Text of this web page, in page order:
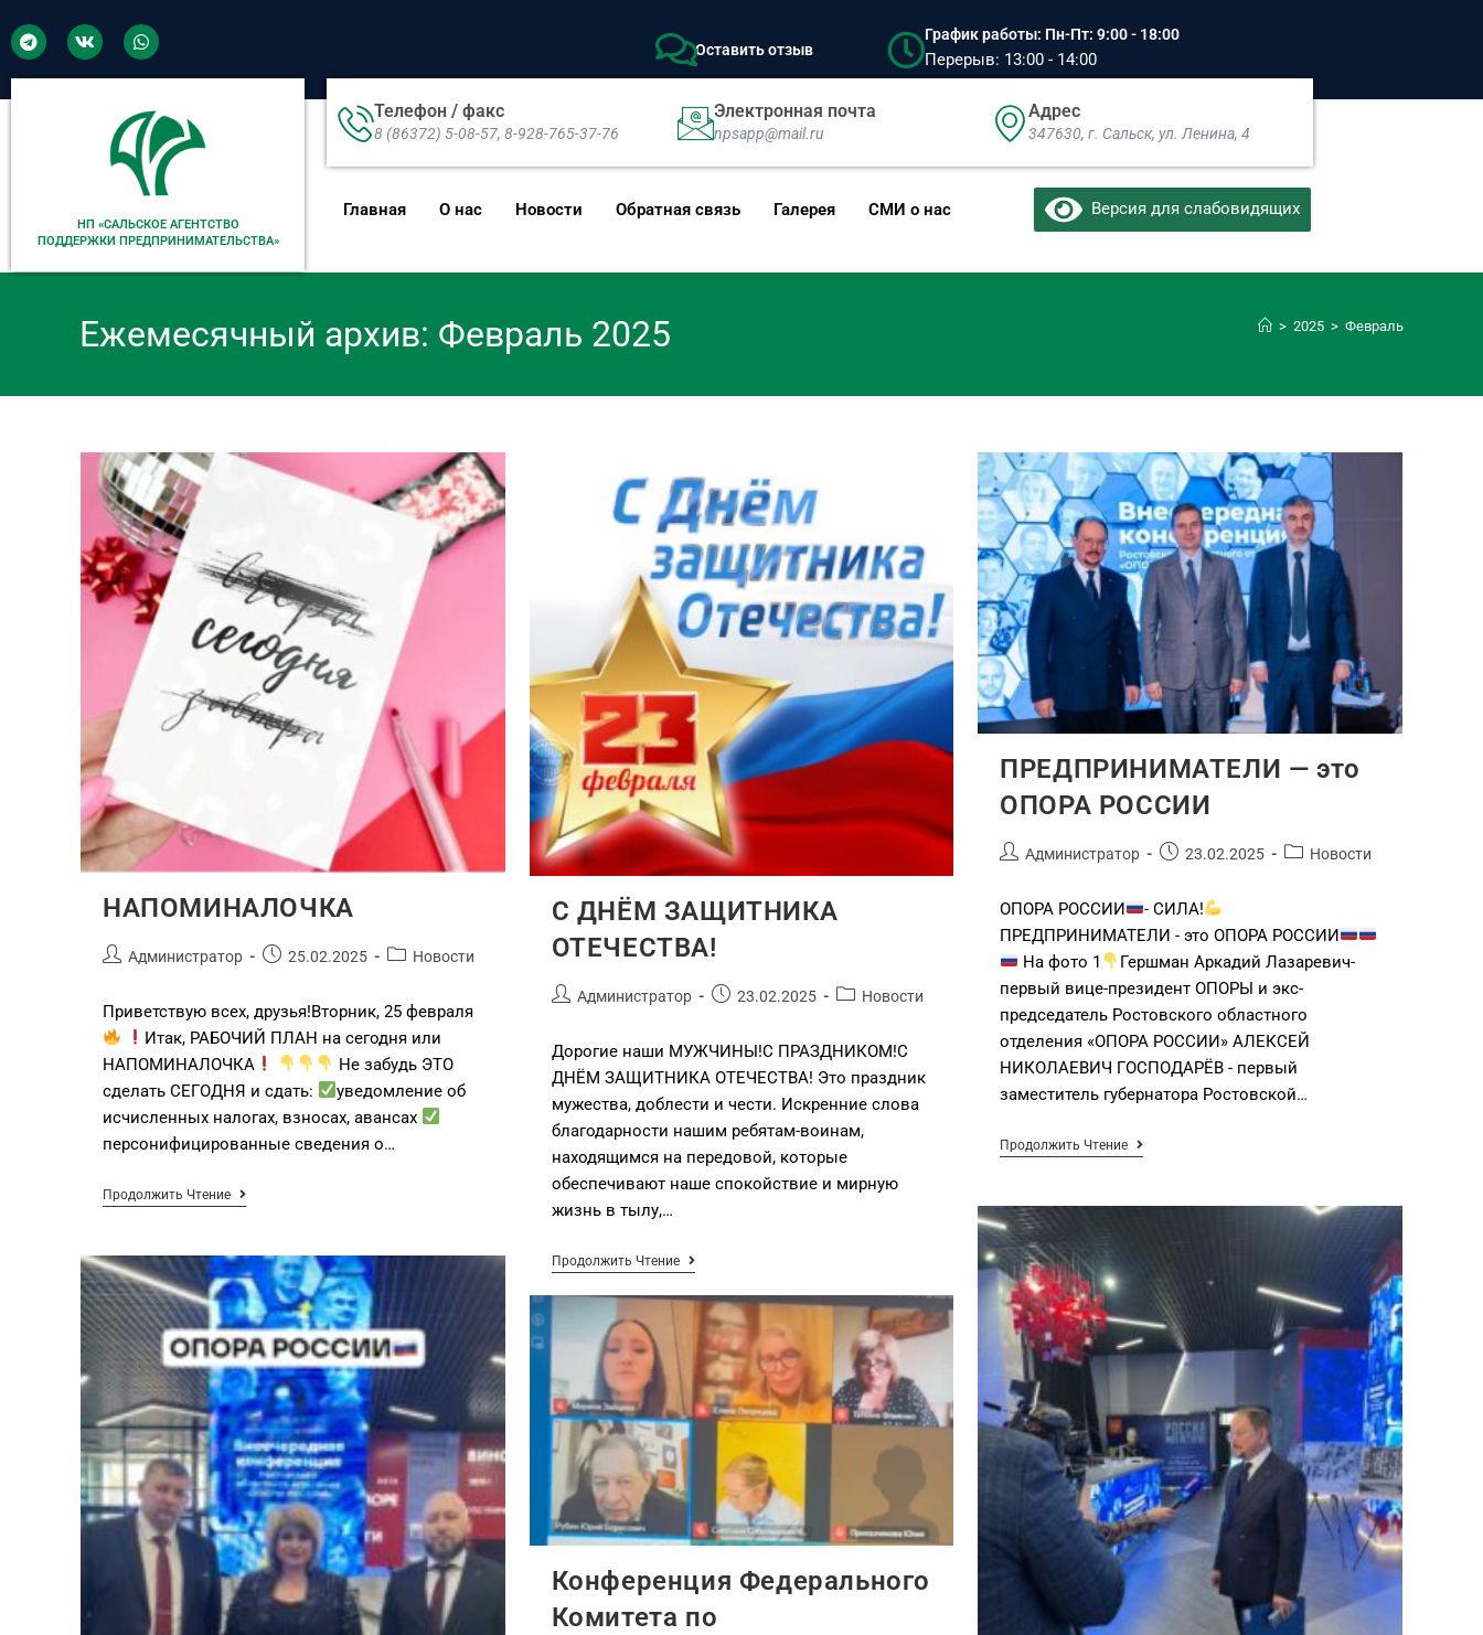
Оставить отзыв
График работы: Пн-Пт: 9:00 - 18:00
Перерыв: 13:00 - 14:00
НП «САЛЬСКОЕ АГЕНТСТВО
ПОДДЕРЖКИ ПРЕДПРИНИМАТЕЛЬСТВА»
Телефон / факс
8 (86372) 5-08-57, 8-928-765-37-76
Электронная почта
npsapp@mail.ru
Адрес
347630, г. Сальск, ул. Ленина, 4​
Главная О нас Новости Обратная связь Галерея СМИ о нас Версия для слабовидящих
Ежемесячный архив: Февраль 2025 > 2025 > Февраль
НАПОМИНАЛОЧКА
Администратор 25.02.2025 Новости
Приветствую всех, друзья!Вторник, 25 февраля
Итак, РАБОЧИЙ ПЛАН на сегодня или
НАПОМИНАЛОЧКА
Не забудь ЭТО
сделать СЕГОДНЯ и сдать:
уведомление об
исчисленных налогах, взносах, авансах
персонифицированные сведения о…
Продолжить Чтение
С ДНЁМ ЗАЩИТНИКА
ОТЕЧЕСТВА!
Администратор 23.02.2025 Новости
Дорогие наши МУЖЧИНЫ!С ПРАЗДНИКОМ!С
ДНЁМ ЗАЩИТНИКА ОТЕЧЕСТВА! Это праздник
мужества, доблести и чести. Искренние слова
благодарности нашим ребятам-воинам,
находящимся на передовой, которые
обеспечивают наше спокойствие и мирную
жизнь в тылу,…
Продолжить Чтение
ПРЕДПРИНИМАТЕЛИ — это
ОПОРА РОССИИ
Администратор 23.02.2025 Новости
ОПОРА РОССИИ
- СИЛА!
ПРЕДПРИНИМАТЕЛИ - это ОПОРА РОССИИ
На фото 1
Гершман Аркадий Лазаревич-
первый вице-президент ОПОРЫ и экс-
председатель Ростовского областного
отделения «ОПОРА РОССИИ» АЛЕКСЕЙ
НИКОЛАЕВИЧ ГОСПОДАРЁВ - первый
заместитель губернатора Ростовской…
Продолжить Чтение
Конференция Федерального
Комитета по